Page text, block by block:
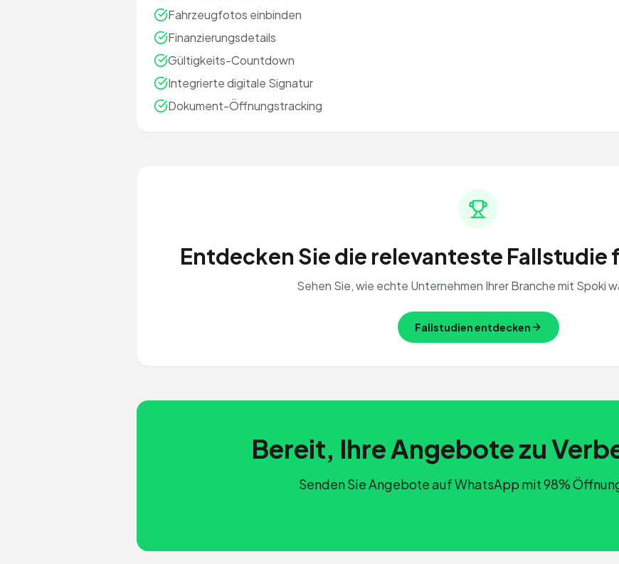
Fahrzeugfotos einbinden
Finanzierungsdetails
Gültigkeits-Countdown
Integrierte digitale Signatur
Dokument-Öffnungstracking
Entdecken Sie die relevanteste Fallstudie
Sehen Sie, wie echte Unternehmen Ihrer Branche mit Spoki
Fallstudien entdecken
Bereit, Ihre Angebote zu
Senden Sie Angebote auf WhatsApp mit 98%